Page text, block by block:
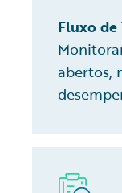
Fluxo de
abertos,